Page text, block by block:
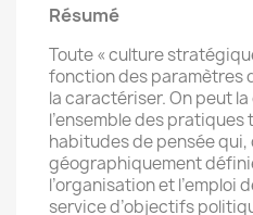
Résumé
Toute « culture
fonction des paramètres
la caractériser. On peut
l’ensemble des
habitudes de pensée
géographiquement
l’organisation et l’emploi
service d’objectifs